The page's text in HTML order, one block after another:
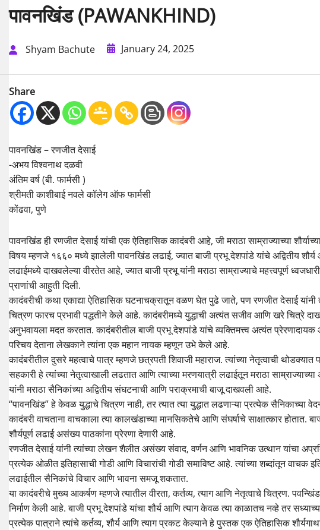
पावनखिंड (PAWANKHIND)
Shyam Bachute January 24, 2025
Share
पावनखिंड – रणजीत देसाई
-अभय विश्वनाथ दळवी
अंतिम वर्ष (बी. फार्मसी )
श्रीमती काशीबाई नवले कॉलेग ऑफ फार्मसी
कोंढवा, पुणे
पावनखिंड ही रणजीत देसाई यांची एक ऐतिहासिक कादंबरी आहे, जी मराठा साम्राज्याच्या
विषय म्हणजे १६६० मध्ये झालेली पावनखिंड लढाई, ज्यात बाजी प्रभू देशपांडे यांचे अद्वितीय
लढाईमध्ये दाखवलेल्या वीरतेत आहे, ज्यात बाजी प्रभू यांनी मराठा साम्राज्याचे महत्त्वपूर्ण
प्राणांची आहुती दिली.
कादंबरीची कथा एकाद्या ऐतिहासिक घटनाचक्रातून वळण घेत पुढे जाते, पण रणजीत देसाई
चित्रण फारच प्रभावी पद्धतीने केले आहे. कादंबरीमध्ये युद्धाची अत्यंत सजीव आणि खरे चित्रे
अनुभवायला मदत करतात. कादंबरीतील बाजी प्रभू देशपांडे यांचे व्यक्तिमत्त्व अत्यंत
परिचय देताना लेखकाने त्यांना एक महान नायक म्हणून उभे केले आहे.
कादंबरीतील दुसरे महत्वाचे पात्र म्हणजे छत्रपती शिवाजी महाराज. त्यांच्या नेतृत्वाची
सहकारी हे त्यांच्या नेतृत्वाखाली लढतात आणि त्याच्या मरणयात्री लढाईतून मराठा
यांनी मराठा सैनिकांच्या अद्वितीय संघटनाची आणि पराक्रमाची बाजू दाखवली आहे.
“पावनखिंड” हे केवळ युद्धाचे चित्रण नाही, तर त्यात त्या युद्धात लढणाऱ्या प्रत्येक सैनिकाच्या
कादंबरी वाचताना वाचकाला त्या कालखंडाच्या मानसिकतेचे आणि संघर्षाचे साक्षात्कार होतात.
शौर्यपूर्ण लढाई असंख्य पाठकांना प्रेरणा देणारी आहे.
रणजीत देसाई यांनी त्यांच्या लेखन शैलीत असंख्य संवाद, वर्णन आणि भावनिक उत्थान यांचा
प्रत्येक ओळीत इतिहासाची गोडी आणि विचारांची गोडी समाविष्ट आहे. त्यांच्या शब्दांतून वाचक
लढाईतील सैनिकांचे विचार आणि भावना समजू शकतात.
या कादंबरीचे मुख्य आकर्षण म्हणजे त्यातील वीरता, कर्तव्य, त्याग आणि नेतृत्वाचे चित्रण.
निर्माण केली आहे. बाजी प्रभू देशपांडे यांचा शौर्य आणि त्याग केवळ त्या काळातच नव्हे तर
प्रत्येक पात्राने त्यांचे कर्तव्य, शौर्य आणि त्याग प्रकट केल्याने हे पुस्तक एक ऐतिहासिक